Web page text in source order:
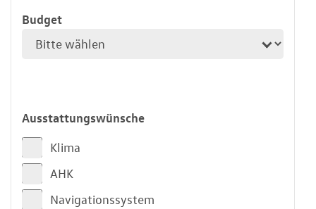
Budget
Ausstattungswünsche
Klima
AHK
Navigationssystem